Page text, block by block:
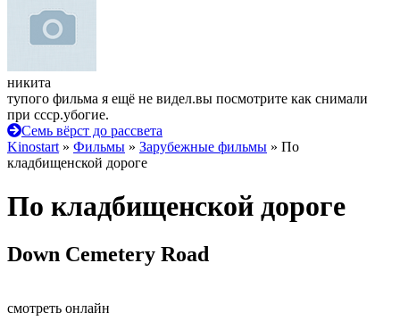
никита
тупого фильма я ещё не видел.вы посмотрите как снимали
при ссср.убогие.
Семь вёрст до рассвета
Kinostart » Фильмы » Зарубежные фильмы » По
кладбищенской дороге
По кладбищенской дороге
Down Cemetery Road
смотреть онлайн